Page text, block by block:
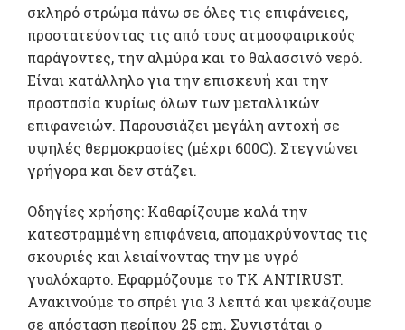
σκληρό στρώμα πάνω σε όλες τις επιφάνειες,
προστατεύοντας τις από τους ατμοσφαιρικούς
παράγοντες, την αλμύρα και το θαλασσινό νερό.
Είναι κατάλληλο για την επισκευή και την
προστασία κυρίως όλων των μεταλλικών
επιφανειών. Παρουσιάζει μεγάλη αντοχή σε
υψηλές θερμοκρασίες (μέχρι 600C). Στεγνώνει
γρήγορα και δεν στάζει.
Οδηγίες χρήσης: Καθαρίζουμε καλά την
κατεστραμμένη επιφάνεια, απομακρύνοντας τις
σκουριές και λειαίνοντας την με υγρό
γυαλόχαρτο. Εφαρμόζουμε το ΤΚ ΑΝTIRUST.
Ανακινούμε το σπρέι για 3 λεπτά και ψεκάζουμε
σε απόσταση περίπου 25 cm. Συνιστάται ο